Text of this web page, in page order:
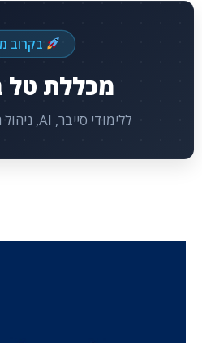
בקרוב
מכללת טל
ללימודי סייבר, AI, ניהול רשתות ותקשורת